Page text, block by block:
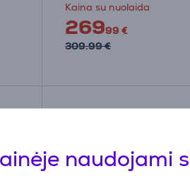
naudojami
Kaina su nuolaida
26999 €
309.99 €